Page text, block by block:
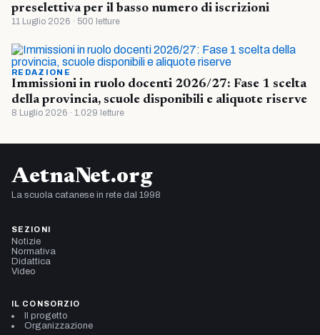
preselettiva per il basso numero di iscrizioni
11 Luglio 2026 · 500 letture
REDAZIONE
Immissioni in ruolo docenti 2026/27: Fase 1 scelta
della provincia, scuole disponibili e aliquote riserve
8 Luglio 2026 · 1.029 letture
AetnaNet.org
La scuola catanese in rete dal 1998
SEZIONI
Notizie
Normativa
Didattica
Video
IL CONSORZIO
Il progetto
Organizzazione